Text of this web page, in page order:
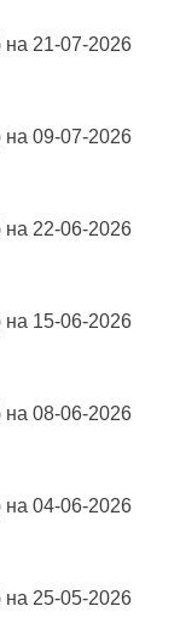
на 21-07-2026
на 09-07-2026
на 22-06-2026
на 15-06-2026
на 08-06-2026
на 04-06-2026
на 25-05-2026